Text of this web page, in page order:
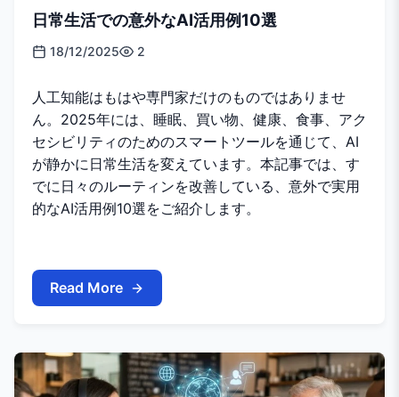
日常生活での意外なAI活用例10選
18/12/2025 2
人工知能はもはや専門家だけのものではありませ
ん。2025年には、睡眠、買い物、健康、食事、アク
セシビリティのためのスマートツールを通じて、AI
が静かに日常生活を変えています。本記事では、す
でに日々のルーティンを改善している、意外で実用
的なAI活用例10選をご紹介します。
Read More